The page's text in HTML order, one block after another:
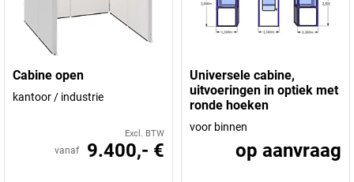
Cabine open
kantoor / industrie
Excl. BTW
vanaf 9.400,- €
Universele cabine,
uitvoeringen in optiek met
ronde hoeken
voor binnen
op aanvraag